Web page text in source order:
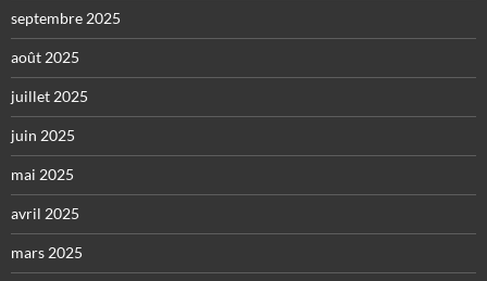
septembre 2025
août 2025
juillet 2025
juin 2025
mai 2025
avril 2025
mars 2025